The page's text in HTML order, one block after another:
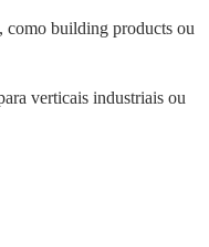
como building products ou
verticais industriais ou